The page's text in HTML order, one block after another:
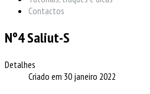
Contactos
Nº4 Saliut-S
Detalhes
Criado em 30 janeiro 2022